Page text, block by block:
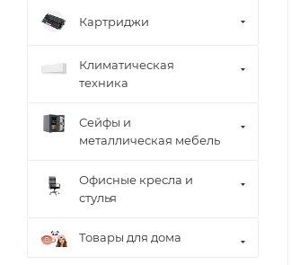
Картриджи
Климатическая
техника
Сейфы и
металлическая мебель
Офисные кресла и
стулья
Товары для дома